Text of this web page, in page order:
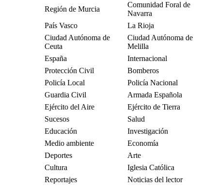
Región de Murcia
Comunidad Foral de
Navarra
País Vasco
La Rioja
Ciudad Autónoma de
Ceuta
Ciudad Autónoma de
Melilla
España
Internacional
Protección Civil
Bomberos
Policía Local
Policía Nacional
Guardia Civil
Armada Española
Ejército del Aire
Ejército de Tierra
Sucesos
Salud
Educación
Investigación
Medio ambiente
Economía
Deportes
Arte
Cultura
Iglesia Católica
Reportajes
Noticias del lector